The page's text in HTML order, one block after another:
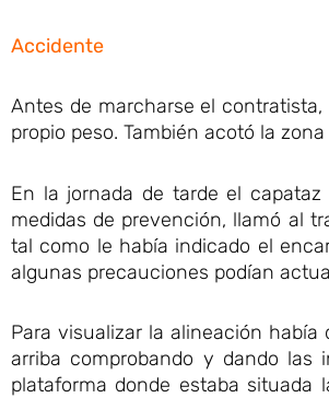
Accidente
Antes de marcharse el
propio peso. También acotó la
En la jornada de tarde el
medidas de prevención, llamó al
tal como le había indicado el
algunas precauciones podían
Para visualizar la alineación
arriba comprobando y dando las
plataforma donde estaba